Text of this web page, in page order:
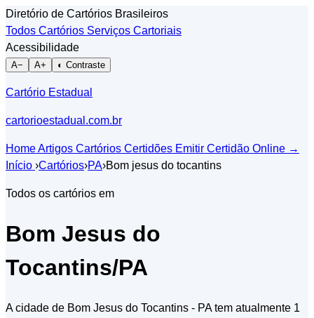
Diretório de Cartórios Brasileiros
Todos Cartórios Serviços Cartoriais
Acessibilidade
A− A+ ◐ Contraste
Cartório Estadual
cartorioestadual.com.br
HomeArtigos Cartórios Certidões Emitir Certidão Online →
Início ›Cartórios›PA›Bom jesus do tocantins
Todos os cartórios em
Bom Jesus do
Tocantins/PA
A cidade de Bom Jesus do Tocantins - PA tem atualmente 1